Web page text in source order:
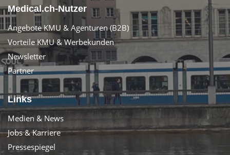
Medical.ch-Nutzer
Angebote KMU & Agenturen (B2B)
Vorteile KMU & Werbekunden
Newsletter
Partner
Links
Medien & News
Jobs & Karriere
Pressespiegel